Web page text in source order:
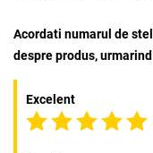
Acordati numarul de
despre produs,
Excelent